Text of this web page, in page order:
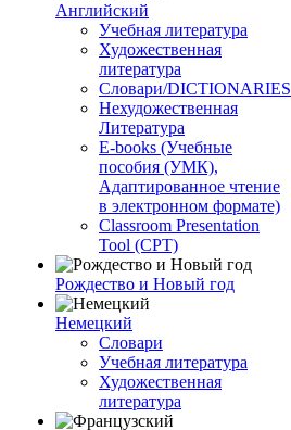
Английский
Учебная литература
Художественная
литература
Словари/DICTIONARIES
Нехудожественная
Литература
E-books (Учебные
пособия (УМК),
Адаптированное чтение
в электронном формате)
Classroom Presentation
Tool (CPT)
Рождество и Новый год
Немецкий
Словари
Учебная литература
Художественная
литература